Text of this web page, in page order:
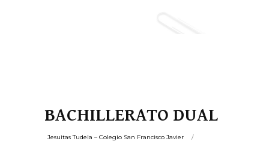
BACHILLERATO DUAL
Jesuitas Tudela – Colegio San Francisco Javier